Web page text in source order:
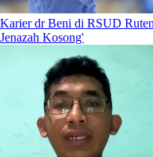
Karier dr Beni di RSUD
Jenazah Kosong'